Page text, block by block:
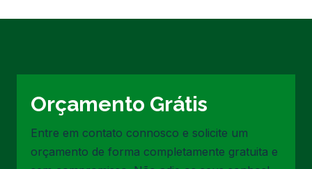
Orçamento Grátis
Entre em contato connosco e solicite um
orçamento de forma completamente gratuita e